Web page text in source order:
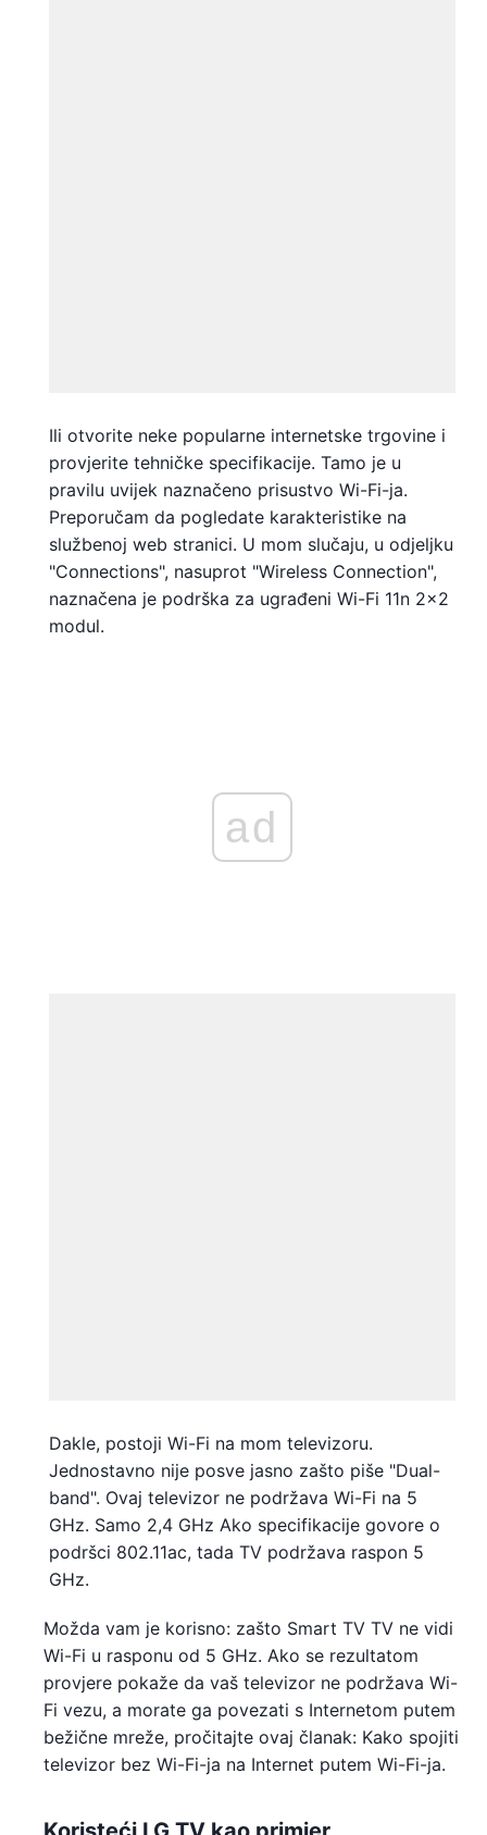
Ili otvorite neke popularne internetske trgovine i
provjerite tehničke specifikacije. Tamo je u
pravilu uvijek naznačeno prisustvo Wi-Fi-ja.
Preporučam da pogledate karakteristike na
službenoj web stranici. U mom slučaju, u odjeljku
"Connections", nasuprot "Wireless Connection",
naznačena je podrška za ugrađeni Wi-Fi 11n 2x2
modul.
ad
Dakle, postoji Wi-Fi na mom televizoru.
Jednostavno nije posve jasno zašto piše "Dual-
band". Ovaj televizor ne podržava Wi-Fi na 5
GHz. Samo 2,4 GHz Ako specifikacije govore o
podršci 802.11ac, tada TV podržava raspon 5
GHz.
Možda vam je korisno: zašto Smart TV TV ne vidi
Wi-Fi u rasponu od 5 GHz. Ako se rezultatom
provjere pokaže da vaš televizor ne podržava Wi-
Fi vezu, a morate ga povezati s Internetom putem
bežične mreže, pročitajte ovaj članak: Kako spojiti
televizor bez Wi-Fi-ja na Internet putem Wi-Fi-ja.